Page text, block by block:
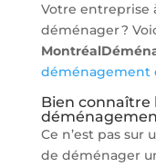
Votre entreprise
déménager ?
déménagement
Bien connaître
Ce n’est pas sur
de déménager